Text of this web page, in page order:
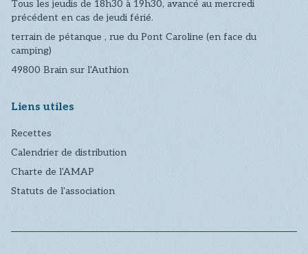
Tous les jeudis de 18h30 à 19h30, avancé au mercredi
précédent en cas de jeudi férié.
terrain de pétanque , rue du Pont Caroline (en face du
camping)
49800 Brain sur l'Authion
Liens utiles
Recettes
Calendrier de distribution
Charte de l'AMAP
Statuts de l'association